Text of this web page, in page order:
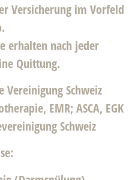
Versicherung im Vorfeld
erhalten nach jeder
Quittung.
Schweiz
EMR; ASCA, EGK
Schweiz